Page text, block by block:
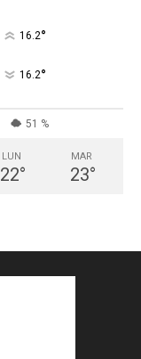
16.2°
16.2°
51 %
LUN
22°
MAR
23°